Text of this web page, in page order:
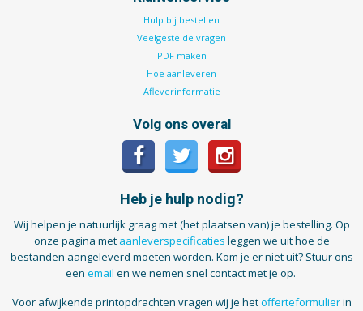
Hulp bij bestellen
Veelgestelde vragen
PDF maken
Hoe aanleveren
Afleverinformatie
Volg ons overal
Heb je hulp nodig?
Wij helpen je natuurlijk graag met (het plaatsen van) je bestelling. Op
onze pagina met aanleverspecificaties leggen we uit hoe de
bestanden aangeleverd moeten worden. Kom je er niet uit? Stuur ons
een email en we nemen snel contact met je op.
Voor afwijkende printopdrachten vragen wij je hetofferteformulierin